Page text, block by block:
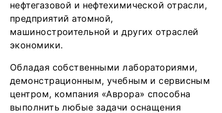
нефтегазовой и нефтехимической отрасли,
предприятий атомной,
машиностроительной и других отраслей
экономики.
Обладая собственными лабораториями,
демонстрационным, учебным и сервисным
центром, компания «Аврора» способна
выполнить любые задачи оснащения